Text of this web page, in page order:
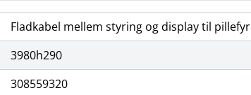
Fladkabel mellem styring og display til pillefyr
3980h290
308559320